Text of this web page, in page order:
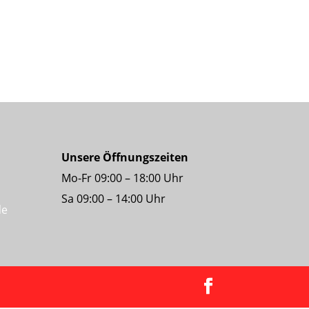
Unsere Öffnungszeiten
Mo-Fr 09:00 – 18:00 Uhr
Sa 09:00 – 14:00 Uhr